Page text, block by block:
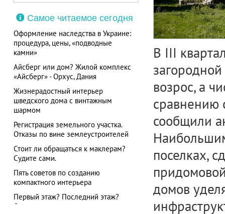
Самое читаемое сегодня
Оформление наследства в Украине:
процедура, цены, «подводные
камни»
Айсберг или дом? Жилой комплекс
«Айсберг» - Орхус, Дания
Жизнерадостный интерьер
шведского дома с винтажным
шармом
Регистрация земельного участка.
Отказы по вине землеустроителей
Стоит ли обращаться к маклерам?
Судите сами.
Пять советов по созданию
компактного интерьера
Первый этаж? Последний этаж?
Отзывы жильцов квартир на первом
В ІІІ
возрос, а
сравнению
сообщили
поселках,
домов